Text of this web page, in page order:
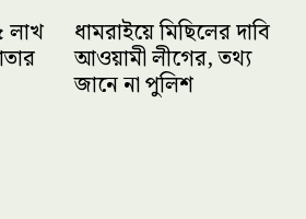
লাখ ধামরাইয়ে মিছিলের দাবি
আওয়ামী লীগের, তথ্য
জানে না পুলিশ